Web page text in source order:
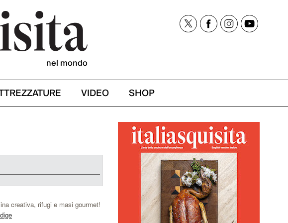
nel mondo
VIDEO SHOP
creativa, rifugi e masi gourmet!